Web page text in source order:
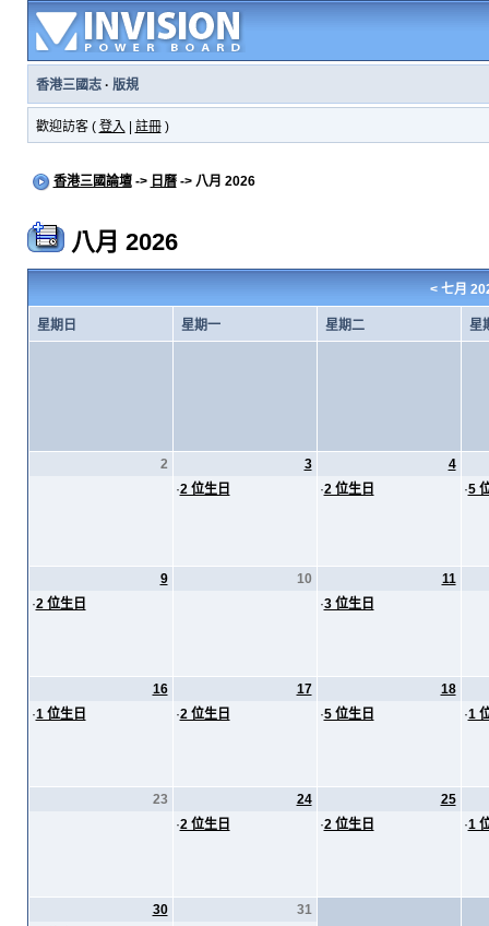
香港三國志· 版規
歡迎訪客 ( 登入 註冊)
香港三國論壇-> 日曆-> 八月 2026
八月 2026
< 七月
星期日 星期一 星期二 星
2
3
·2 位生日
4
·2 位生日 ·5
9
·2 位生日
10
11
·3 位生日
16
·1 位生日
17
·2 位生日
18
·5 位生日 ·1
23
24
·2 位生日
25
·2 位生日 ·1
30
31